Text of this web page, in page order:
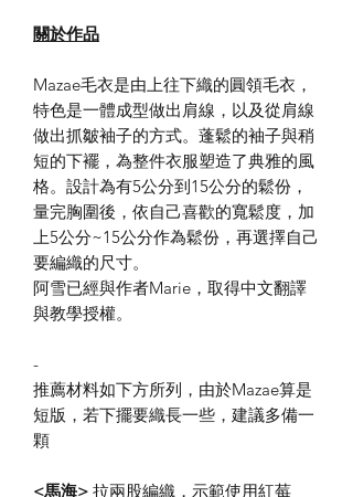
​關於作品
Mazae毛衣是由上往下織的圓領毛衣，
特色是一體成型做出肩線，以及從肩線
做出抓皺袖子的方式。蓬鬆的袖子與稍
短的下襬，為整件衣服塑造了典雅的風
格。設計為有5公分到15公分的鬆份，
量完胸圍後，依自己喜歡的寬鬆度，加
上5公分~15公分作為鬆份，再選擇自己
要編織的尺寸。
阿雪已經與作者Marie，取得中文翻譯
與教學授權。
-
推薦材料如下方所列，由於Mazae算是
短版，若下擺要織長一些，建議多備一
顆
<馬海> 拉兩股編織，示範使用紅莓